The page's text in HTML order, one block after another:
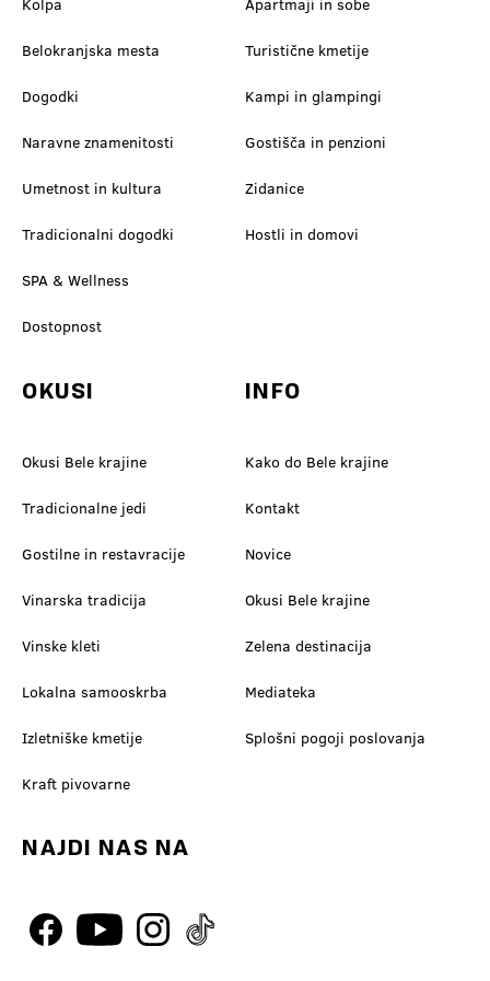
Kolpa
Belokranjska mesta
Dogodki
Naravne znamenitosti
Umetnost in kultura
Tradicionalni dogodki
SPA & Wellness
Dostopnost
Apartmaji in sobe
Turistične kmetije
Kampi in glampingi
Gostišča in penzioni
Zidanice
Hostli in domovi
OKUSI
Okusi Bele krajine
Tradicionalne jedi
Gostilne in restavracije
Vinarska tradicija
Vinske kleti
Lokalna samooskrba
Izletniške kmetije
Kraft pivovarne
INFO
Kako do Bele krajine
Kontakt
Novice
Okusi Bele krajine
Zelena destinacija
Mediateka
Splošni pogoji poslovanja
NAJDI NAS NA